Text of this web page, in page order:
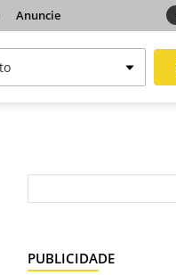
Anuncie
PUBLICIDADE